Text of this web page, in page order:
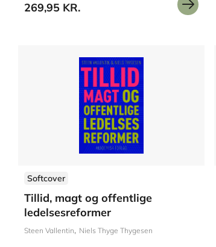
269,95 KR.
Softcover
Tillid, magt og offentlige
ledelsesreformer
Steen Vallentin Niels Thyge Thygesen